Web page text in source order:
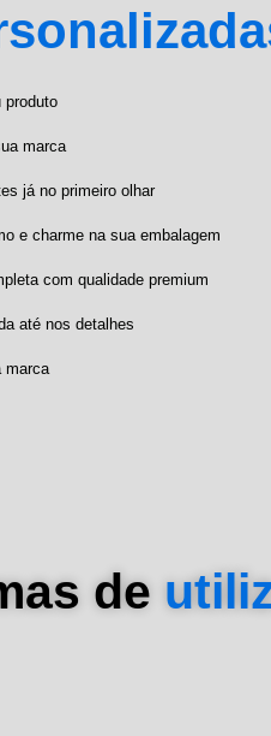
produto
marca
já no primeiro olhar
e charme na sua embalagem
com qualidade premium
até nos detalhes
marca
de